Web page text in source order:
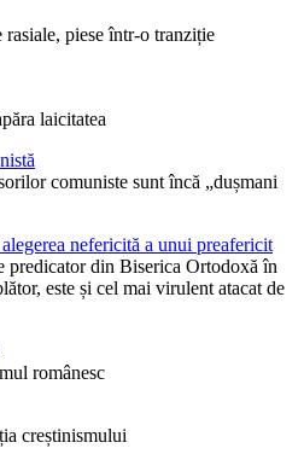
rasiale, piese într-o tranziție
laicitatea
comuniste sunt încă „dușmani
nefericită a unui preafericit
predicator din Biserica Ortodoxă în
este și cel mai virulent atacat de
românesc
creștinismului